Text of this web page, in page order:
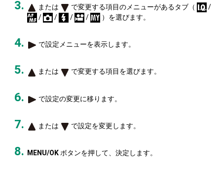
または で変更する項目のメニューがあるタブ（
/
/
/ / / ）を選びます。
で設定メニューを表示します。
または で変更する項目を選びます。
で設定の変更に移ります。
または で設定を変更します。
MENU/OKボタンを押して、決定します。